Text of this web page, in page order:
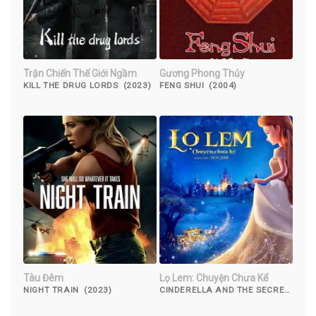
Trận Chiến Thế Giới Ngầm
KILL THE DRUG LORDS (2023)
Gương Phong Thủy
FENG SHUI (2004)
Tàu Đêm
NIGHT TRAIN (2023)
Lọ Lem: Chuyện Chưa Kể
CINDERELLA AND THE SECRET